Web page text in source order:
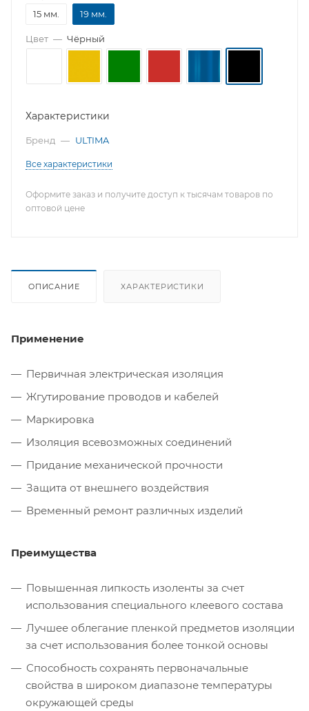
15 мм.
19 мм.
Цвет — Чёрный
Характеристики
Бренд — ULTIMA
Все характеристики
Оформите заказ и получите доступ к тысячам товаров по
оптовой цене
ОПИСАНИЕ ХАРАКТЕРИСТИКИ
Применение
Первичная электрическая изоляция
Жгутирование проводов и кабелей
Маркировка
Изоляция всевозможных соединений
Придание механической прочности
Защита от внешнего воздействия
Временный ремонт различных изделий
Преимущества
Повышенная липкость изоленты за счет
использования специального клеевого состава
Лучшее облегание пленкой предметов изоляции
за счет использования более тонкой основы
Способность сохранять первоначальные
свойства в широком диапазоне температуры
окружающей среды